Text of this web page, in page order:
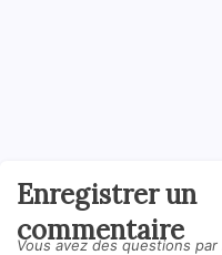
Enregistrer un
commentaire
Vous avez des questions